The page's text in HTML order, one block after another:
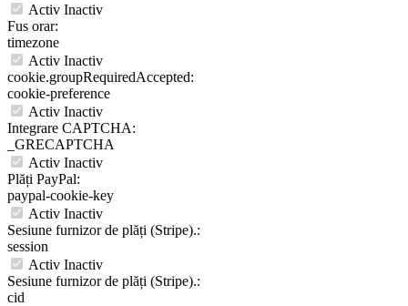
Activ Inactiv
Fus orar:
timezone
Activ Inactiv
cookie.groupRequiredAccepted:
cookie-preference
Activ Inactiv
Integrare CAPTCHA:
_GRECAPTCHA
Activ Inactiv
Plăți PayPal:
paypal-cookie-key
Activ Inactiv
Sesiune furnizor de plăți (Stripe).:
session
Activ Inactiv
Sesiune furnizor de plăți (Stripe).:
cid